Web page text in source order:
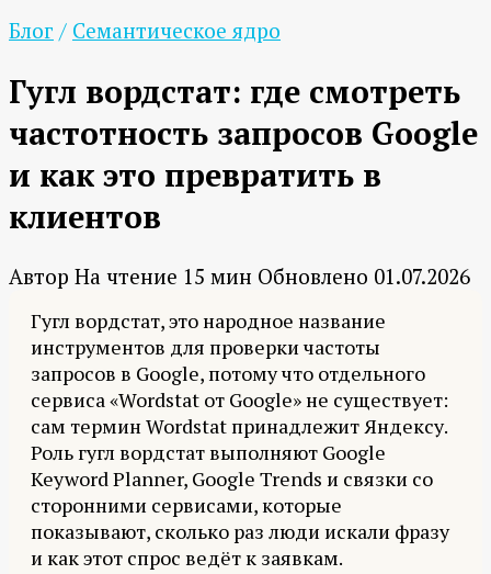
Блог / Семантическое ядро
Гугл вордстат: где смотреть
частотность запросов Google
и как это превратить в
клиентов
Автор На чтение 15 мин Обновлено 01.07.2026
Гугл вордстат, это народное название
инструментов для проверки частоты
запросов в Google, потому что отдельного
сервиса «Wordstat от Google» не существует:
сам термин Wordstat принадлежит Яндексу.
Роль гугл вордстат выполняют Google
Keyword Planner, Google Trends и связки со
сторонними сервисами, которые
показывают, сколько раз люди искали фразу
и как этот спрос ведёт к заявкам.